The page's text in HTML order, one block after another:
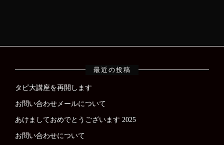
最近の投稿
タピ大講座を再開します
お問い合わせメールについて
あけましておめでとうございます 2025
お問い合わせについて